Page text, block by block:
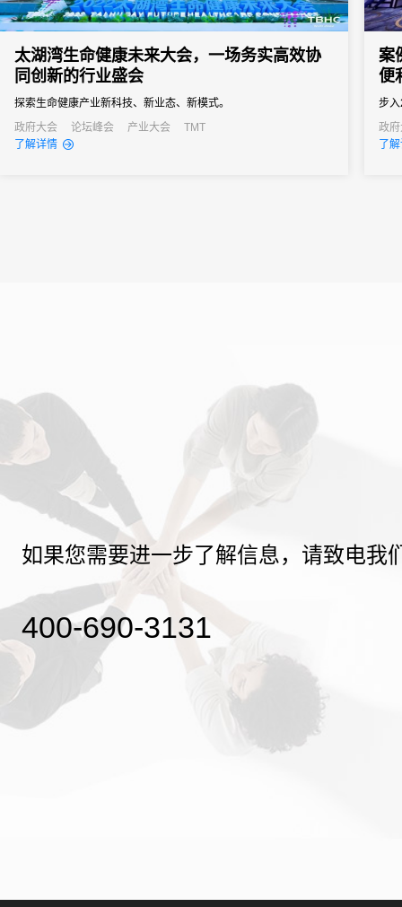
太湖湾生命健康未来大会，一场务实高效协
同创新的行业盛会
探索生命健康产业新科技、新业态、新模式。
政府大会
论坛峰会 产业大会
TMT
了解详情
案
便
步
动
正
政
了
如果您需要进一步了解信息，请致电我
400-690-3131